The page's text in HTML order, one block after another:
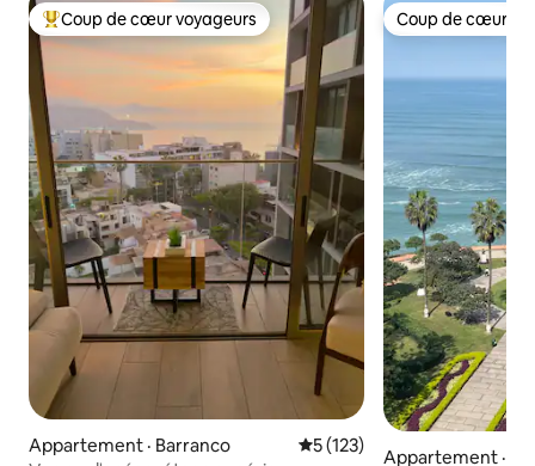
Coup de cœur voyageurs parmi les plus aimés
Coup de cœur voyageurs
Appartement · Barranco Note moyenne de 5 sur 5,
5 (123)
Coup de cœur
Coup de cœur
Appartement ·